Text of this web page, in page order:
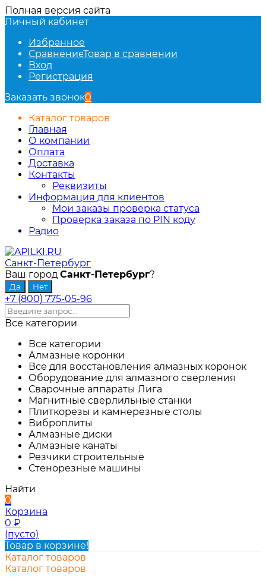
Полная версия сайта
Личный кабинет
Избранное
СравнениеТовар в сравнении
Вход
Регистрация
Заказать звонок0
Каталог товаров
Главная
О компании
Оплата
Доставка
Контакты
Реквизиты
Информация для клиентов
Мои заказы проверка статуса
Проверка заказа по PIN коду
Радио
Санкт-Петербург
Ваш город Санкт-Петербург?
+7 (800) 775-05-96
Все категории
Все категории
Алмазные коронки
Все для восстановления алмазных коронок
Оборудование для алмазного сверления
Сварочные аппараты Лига
Магнитные сверлильные станки
Плиткорезы и камнерезные столы
Виброплиты
Алмазные диски
Алмазные канаты
Резчики строительные
Стенорезные машины
Найти
0
Корзина
0 ₽
(пусто)
Товар в корзине!
Каталог товаров
Каталог товаров